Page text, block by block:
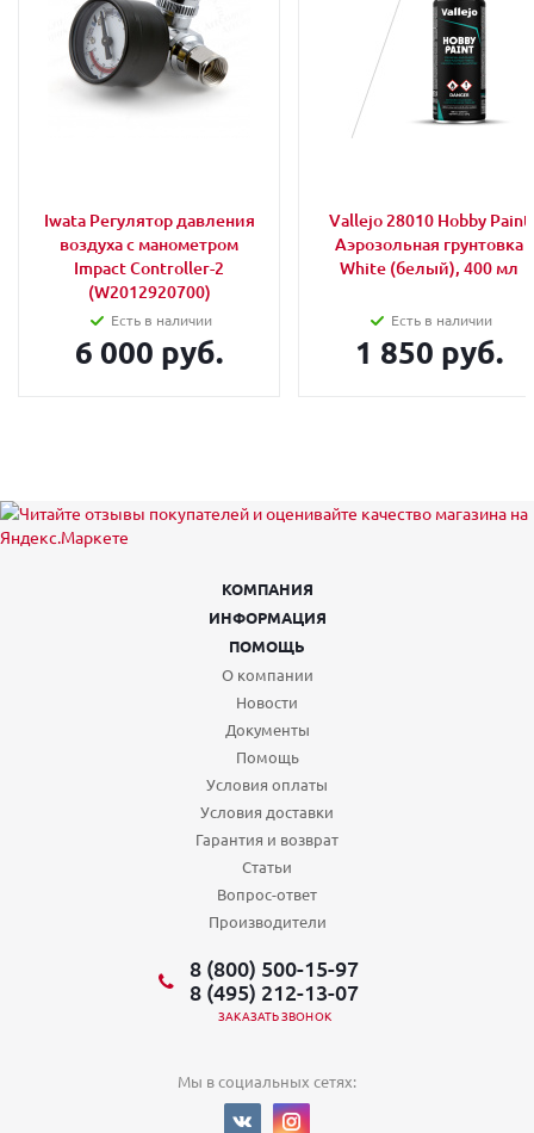
Iwata Регулятор давления
воздуха с манометром
Impact Controller-2
(W2012920700)
Есть в наличии
6 000 руб.
Vallejo 28010 Hobby Paint
Аэрозольная грунтовка
White (белый), 400 мл
Есть в наличии
1 850 руб.
КОМПАНИЯ
ИНФОРМАЦИЯ
ПОМОЩЬ
О компании
Новости
Документы
Помощь
Условия оплаты
Условия доставки
Гарантия и возврат
Статьи
Вопрос-ответ
Производители
8 (800) 500-15-97
8 (495) 212-13-07
ЗАКАЗАТЬ ЗВОНОК
Мы в социальных сетях: